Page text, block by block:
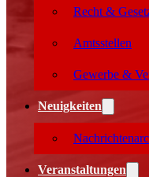
Recht &
Amtsstellen
Gewerbe &
Neuigkeiten
Veranstaltungen